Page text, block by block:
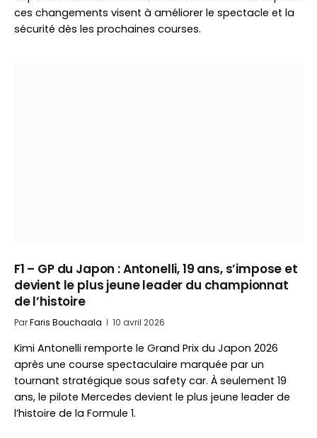
ces changements visent à améliorer le spectacle et la
sécurité dès les prochaines courses.
F1 – GP du Japon : Antonelli, 19 ans, s’impose et
devient le plus jeune leader du championnat
de l’histoire
ParFaris Bouchaala 10 avril 2026
Kimi Antonelli remporte le Grand Prix du Japon 2026
après une course spectaculaire marquée par un
tournant stratégique sous safety car. À seulement 19
ans, le pilote Mercedes devient le plus jeune leader de
l’histoire de la Formule 1.